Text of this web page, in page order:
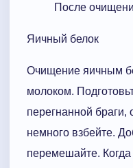
После
Яичный белок
Очищение яичным
молоком.
перегнанной браги,
немного взбейте.
перемешайте. Когда